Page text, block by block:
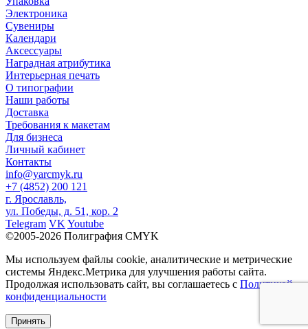
Электроника
Сувениры
Календари
Аксессуары
Наградная атрибутика
Интерьерная печать
О типографии
Наши работы
Доставка
Требования к макетам
Для бизнеса
Личный кабинет
Контакты
info@yarcmyk.ru
+7 (4852) 200 121
г. Ярославль,
ул. Победы, д. 51, кор. 2
Telegram VK Youtube
©2005-2026 Полиграфия CMYK
Мы используем файлы cookie, аналитические и метрические
системы Яндекс.Метрика для улучшения работы сайта.
Продолжая использовать сайт, вы соглашаетесь с Политикой
конфиденциальности
Принять